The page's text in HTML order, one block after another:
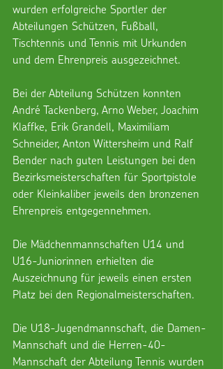
wurden erfolgreiche Sportler der
Abteilungen Schützen, Fußball,
Tischtennis und Tennis mit Urkunden
und dem Ehrenpreis ausgezeichnet.
Bei der Abteilung Schützen konnten
André Tackenberg, Arno Weber, Joachim
Klaffke, Erik Grandell, Maximiliam
Schneider, Anton Wittersheim und Ralf
Bender nach guten Leistungen bei den
Bezirksmeisterschaften für Sportpistole
oder Kleinkaliber jeweils den bronzenen
Ehrenpreis entgegennehmen.
Die Mädchenmannschaften U14 und
U16-Juniorinnen erhielten die
Auszeichnung für jeweils einen ersten
Platz bei den Regionalmeisterschaften.
Die U18-Jugendmannschaft, die Damen-
Mannschaft und die Herren-40-
Mannschaft der Abteilung Tennis wurden